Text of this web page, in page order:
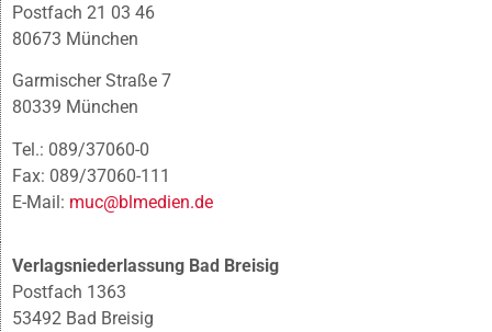
Postfach 21 03 46
80673 München
Garmischer Straße 7
80339 München
Tel.: 089/37060-0
Fax: 089/37060-111
E-Mail: muc@blmedien.de
Verlagsniederlassung Bad Breisig
Postfach 1363
53492 Bad Breisig